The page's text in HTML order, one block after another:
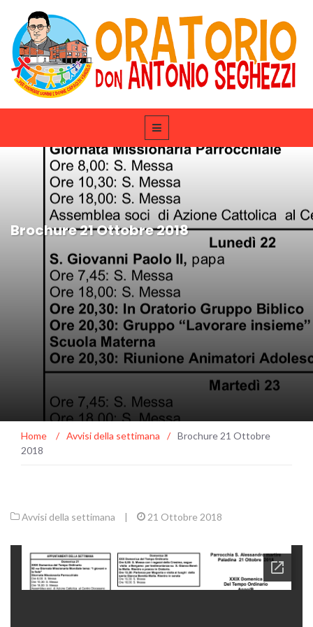
Brochure 21 Ottobre 2018
Home / Avvisi della settimana / Brochure 21 Ottobre
2018
Avvisi della settimana | 21 Ottobre 2018